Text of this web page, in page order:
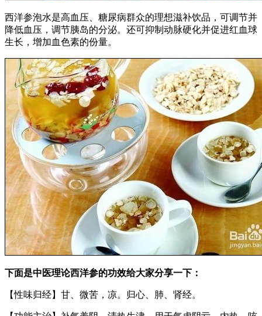
西洋参泡水是高血压、糖尿病群众的理想滋补饮品，可调节并
降低血压，调节胰岛的分泌。还可抑制动脉硬化并促进红血球
生长，增加血色素的份量。
下面是中医理论西洋参的功效给大家分享一下：
【性味归经】甘、微苦，凉。归心、肺、肾经。